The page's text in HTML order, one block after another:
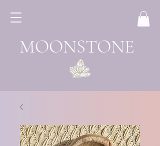
MOONSTONE